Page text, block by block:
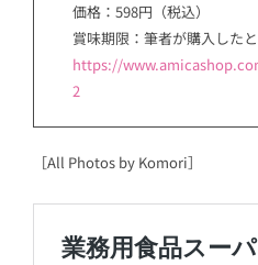
価格：598円（税込）
賞味期限：筆者が購入した
https://
2
［All Photos by Komori］